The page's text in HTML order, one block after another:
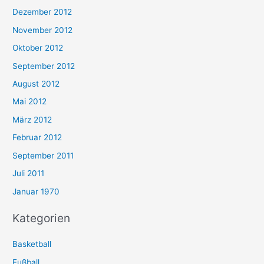
Dezember 2012
November 2012
Oktober 2012
September 2012
August 2012
Mai 2012
März 2012
Februar 2012
September 2011
Juli 2011
Januar 1970
Kategorien
Basketball
Fußball